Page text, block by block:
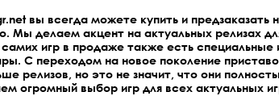
вы всегда можете купить и предзаказать
Мы делаем акцент на актуальных релизах
игр в продаже также есть специальные
С переходом на новое поколение
релизов, но это не значит, что они
огромный выбор игр для всех актуальных